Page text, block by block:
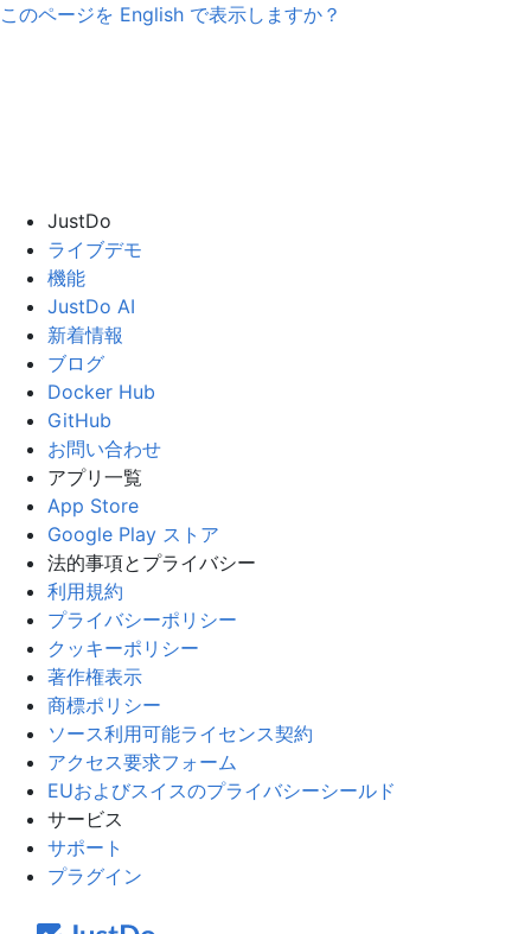
このページを English で表示しますか？
JustDo
ライブデモ
機能
JustDo AI
新着情報
ブログ
Docker Hub
GitHub
お問い合わせ
アプリ一覧
App Store
Google Play ストア
法的事項とプライバシー
利用規約
プライバシーポリシー
クッキーポリシー
著作権表示
商標ポリシー
ソース利用可能ライセンス契約
アクセス要求フォーム
EUおよびスイスのプライバシーシールド
サービス
サポート
プラグイン